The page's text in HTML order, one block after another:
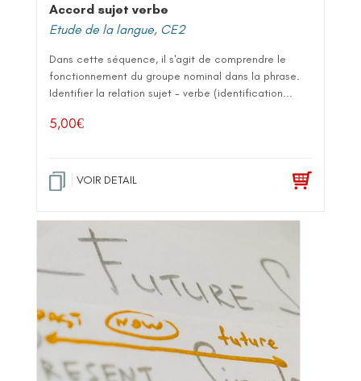
Accord sujet verbe
Etude de la langue, CE2
Dans cette séquence, il s'agit de comprendre le
fonctionnement du groupe nominal dans la phrase.
Identifier la relation sujet - verbe (identification...
5,00€
VOIR DETAIL